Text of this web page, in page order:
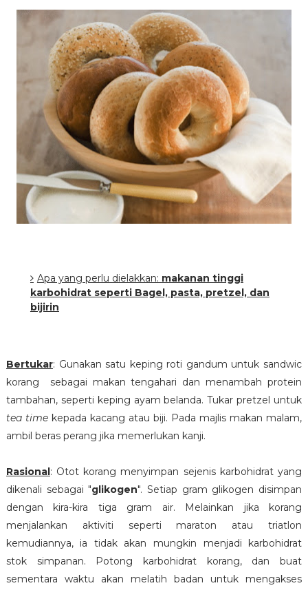
Apa yang perlu dielakkan: makanan tinggi
karbohidrat seperti Bagel, pasta, pretzel, dan
bijirin
Bertukar: Gunakan satu keping roti gandum untuk sandwic
korang sebagai makan tengahari dan menambah protein
tambahan, seperti keping ayam belanda. Tukar pretzel untuk
tea timekepada kacang atau biji. Pada majlis makan malam,
ambil beras perang jika memerlukan kanji.
Rasional: Otot korang menyimpan sejenis karbohidrat yang
dikenali sebagai "glikogen". Setiap gram glikogen disimpan
dengan kira-kira tiga gram air. Melainkan jika korang
menjalankan aktiviti seperti maraton atau triatlon
kemudiannya, ia tidak akan mungkin menjadi karbohidrat
stok simpanan. Potong karbohidrat korang, dan buat
sementara waktu akan melatih badan untuk mengakses